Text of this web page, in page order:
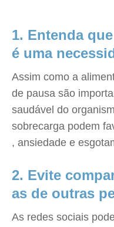
1. Entenda
é uma
Assim como a
de pausa são
saudável do
sobrecarga podem
, ansiedade e
2. Evite
as de outras
As redes sociais